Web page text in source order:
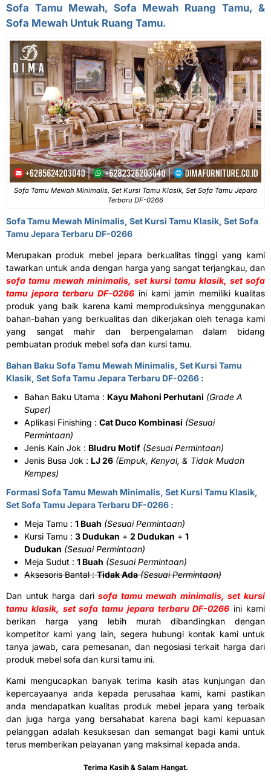
Sofa Tamu Mewah, Sofa Mewah Ruang Tamu, &
Sofa Mewah Untuk Ruang Tamu.
Sofa Tamu Mewah Minimalis, Set Kursi Tamu Klasik, Set Sofa Tamu Jepara
Terbaru DF-0266
Sofa Tamu Mewah Minimalis, Set Kursi Tamu Klasik, Set Sofa
Tamu Jepara Terbaru DF-0266
Merupakan produk mebel jepara berkualitas tinggi yang kami
tawarkan untuk anda dengan harga yang sangat terjangkau, dan
sofa tamu mewah minimalis, set kursi tamu klasik, set sofa
tamu jepara terbaru DF-0266 ini kami jamin memiliki kualitas
produk yang baik karena kami memproduksinya menggunakan
bahan-bahan yang berkualitas dan dikerjakan oleh tenaga kami
yang sangat mahir dan berpengalaman dalam bidang
pembuatan produk mebel sofa dan kursi tamu.
Bahan Baku Sofa Tamu Mewah Minimalis, Set Kursi Tamu
Klasik, Set Sofa Tamu Jepara Terbaru DF-0266 :
Bahan Baku Utama : Kayu Mahoni Perhutani (Grade A
Super)
Aplikasi Finishing : Cat Duco Kombinasi (Sesuai
Permintaan)
Jenis Kain Jok : Bludru Motif (Sesuai Permintaan)
Jenis Busa Jok : LJ 26 (Empuk, Kenyal, & Tidak Mudah
Kempes)
Formasi Sofa Tamu Mewah Minimalis, Set Kursi Tamu Klasik,
Set Sofa Tamu Jepara Terbaru DF-0266 :
Meja Tamu : 1 Buah (Sesuai Permintaan)
Kursi Tamu : 3 Dudukan + 2 Dudukan + 1
Dudukan (Sesuai Permintaan)
Meja Sudut : 1 Buah (Sesuai Permintaan)
Aksesoris Bantal :Tidak Ada (Sesuai Permintaan)
Dan untuk harga darisofa tamu mewah minimalis, set kursi
tamu klasik, set sofa tamu jepara terbaru DF-0266 ini kami
berikan harga yang lebih murah dibandingkan dengan
kompetitor kami yang lain, segera hubungi kontak kami untuk
tanya jawab, cara pemesanan, dan negosiasi terkait harga dari
produk mebel sofa dan kursi tamu ini.
Kami mengucapkan banyak terima kasih atas kunjungan dan
kepercayaanya anda kepada perusahaa kami, kami pastikan
anda mendapatkan kualitas produk mebel jepara yang terbaik
dan juga harga yang bersahabat karena bagi kami kepuasan
pelanggan adalah kesuksesan dan semangat bagi kami untuk
terus memberikan pelayanan yang maksimal kepada anda.
Terima Kasih & Salam Hangat.